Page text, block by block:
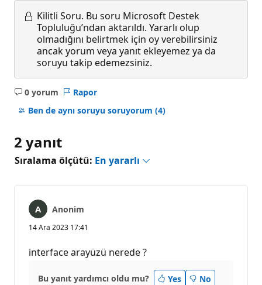
Kilitli Soru. Bu soru Microsoft Destek
Topluluğu’ndan aktarıldı. Yararlı olup
olmadığını belirtmek için oy verebilirsiniz
ancak yorum veya yanıt ekleyemez ya da
soruyu takip edemezsiniz.
0 yorum
Açıklama
yok
Rapor
Ben de aynı soruyu soruyorum (4)
2 yanıt
Sıralama ölçütü: En yararlı
Anonim
14 Ara 2023 17:41
interface arayüzü nerede ?
Bu yanıt yardımcı oldu mu? Yes No